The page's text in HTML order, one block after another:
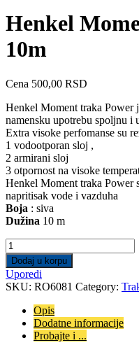
Henkel
10m
Cena 500,00 RSD
Henkel Moment traka Power
namensku upotrebu spoljnu i
Extra visoke perfomanse su
1 vodootporan sloj ,
2 armirani sloj
3 otpornost na visoke
Henkel Moment traka Power
napritisak vode i vazduha
Boja : siva
Dužina 10 m
Henkel
Moment
traka
Power
10m
quantity
Dodaj u korpu
Uporedi
SKU: RO6081 Category:
Opis
Dodatne informacije
Probajte i ...